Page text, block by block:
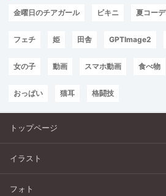
金曜日のチアガール ビキニ 夏コーデ
フェチ 姫 田舎 GPTImage2
女の子 動画 スマホ動画 食べ物
おっぱい 猫耳 格闘技
トップページ
イラスト
フォト